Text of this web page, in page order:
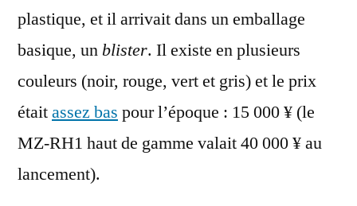
plastique, et il arrivait dans un emballage
basique, un blister. Il existe en plusieurs
couleurs (noir, rouge, vert et gris) et le prix
étaitassez bas pour l’époque : 15 000 ¥ (le
MZ-RH1 haut de gamme valait 40 000 ¥ au
lancement).